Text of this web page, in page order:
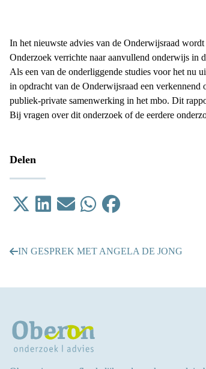
In het nieuwste advies van de Onderwijsraad
Onderzoek verrichte naaraanvullend onderwijs in
Als een van de onderliggende studies voor het nu
in opdracht van de Onderwijsraad een
publiek-private samenwerking in het mbo. Dit
Bij vragen over dit onderzoek of de eerdere
Delen
TweetDelen op LinkedIn
EmailDelen op
IN GESPREK MET ANGELA DE JONG